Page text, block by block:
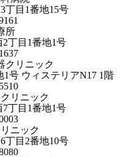
丁目1番地15号
所
丁目1番地1号
クリニック
号 ウィステリアN17 1階
リニック
丁目1番地1号
ニック
丁目2番地10号